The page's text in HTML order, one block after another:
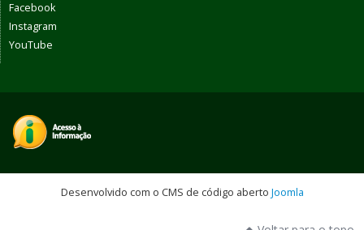
Facebook
Instagram
YouTube
Desenvolvido com o CMS de código aberto Joomla